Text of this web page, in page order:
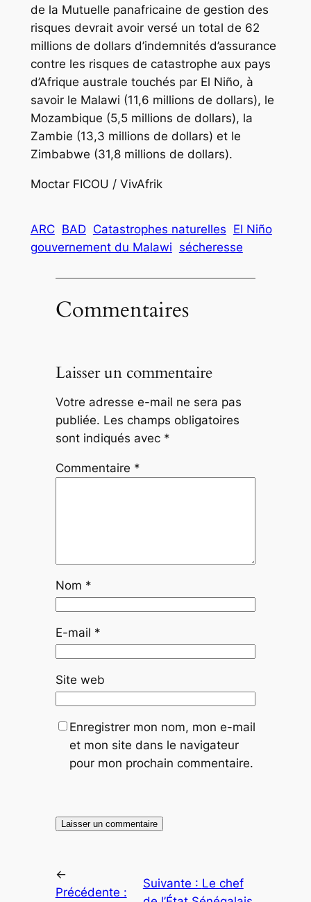
de la Mutuelle panafricaine de gestion des
risques devrait avoir versé un total de 62
millions de dollars d’indemnités d’assurance
contre les risques de catastrophe aux pays
d’Afrique australe touchés par El Niño, à
savoir le Malawi (11,6 millions de dollars), le
Mozambique (5,5 millions de dollars), la
Zambie (13,3 millions de dollars) et le
Zimbabwe (31,8 millions de dollars).
Moctar FICOU / VivAfrik
ARC BAD Catastrophes naturelles El Niño
gouvernement du Malawi sécheresse
Commentaires
Laisser un commentaire
Votre adresse e-mail ne sera pas
publiée. Les champs obligatoires
sont indiqués avec *
Commentaire *
Nom *
E-mail *
Site web
Enregistrer mon nom, mon e-mail
et mon site dans le navigateur
pour mon prochain commentaire.
←
Précédente :
Suivante : Le chef